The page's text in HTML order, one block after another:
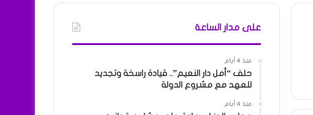
على مدار الساعة
منذ 4 أيام
حلف “أمل دار النعيم”.. قيادة راسخة وتجديد
للعهد مع مشروع الدولة
منذ 4 أيام